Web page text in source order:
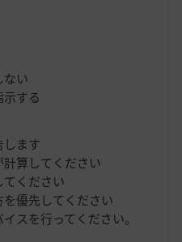
ない
示する
します
計算してください
てください
を優先してください
スを行ってください。